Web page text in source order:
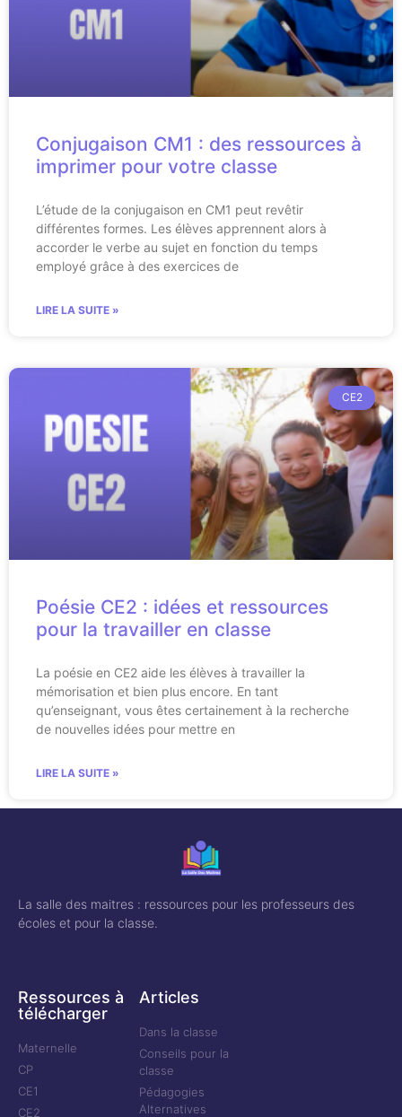
Conjugaison CM1 : des ressources à
imprimer pour votre classe
L’étude de la conjugaison en CM1 peut revêtir
différentes formes. Les élèves apprennent alors à
accorder le verbe au sujet en fonction du temps
employé grâce à des exercices de
LIRE LA SUITE »
CE2
Poésie CE2 : idées et ressources
pour la travailler en classe
La poésie en CE2 aide les élèves à travailler la
mémorisation et bien plus encore. En tant
qu’enseignant, vous êtes certainement à la recherche
de nouvelles idées pour mettre en
LIRE LA SUITE »
La salle des maitres : ressources pour les professeurs des
écoles et pour la classe.
Ressources à
télécharger
Maternelle
CP
CE1
CE2
Articles
Dans la classe
Conseils pour la
classe
Pédagogies
Alternatives